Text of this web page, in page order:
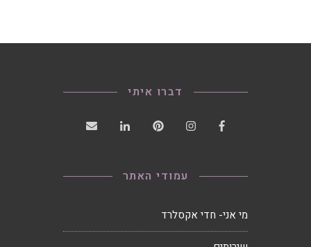
דברו איתי
עמודי האתר
מי אני- חדי אקסלרד